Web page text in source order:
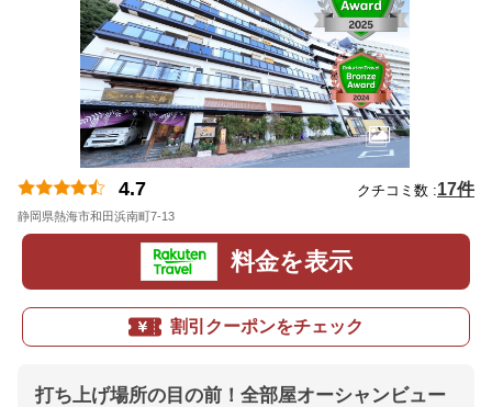
4.7 クチコミ数 :17件
静岡県熱海市和田浜南町7-13
料金を表示
割引クーポンをチェック
打ち上げ場所の目の前！全部屋オーシャンビュー